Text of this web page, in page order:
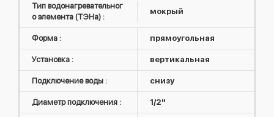
Тип водонагревательног
о элемента (ТЭНа) :
мокрый
Форма : прямоугольная
Установка : вертикальная
Подключение воды : снизу
Диаметр подключения : 1/2"